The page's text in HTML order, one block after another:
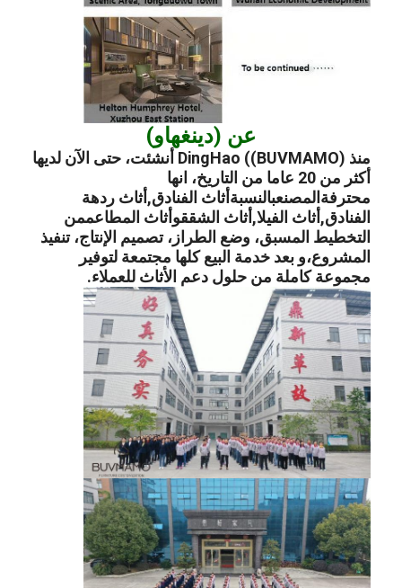
عن (دينغهاو)
منذ DingHao ((BUVMAMO) أنشئت، حتى الآن لديها
أكثر من 20 عاما من التاريخ، انها
محترفة المصنعبالنسبةأثاث الفنادق,أثاث ردهة
الفنادق,أثاث الفيلا,أثاث الشققوأثاث المطاعممن
التخطيط المسبق، وضع الطراز، تصميم الإنتاج، تنفيذ
المشروع،و بعد خدمة البيع كلها مجتمعة لتوفير
مجموعة كاملة من حلول دعم الأثاث للعملاء.